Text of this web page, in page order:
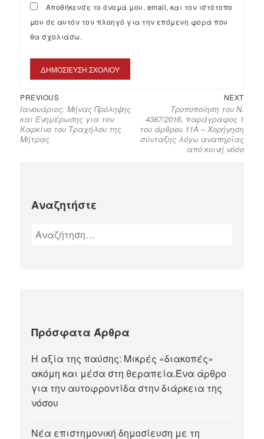
Αποθήκευσε το όνομά μου, email, και τον ιστότοπο
μου σε αυτόν τον πλοηγό για την επόμενη φορά που
θα σχολιάσω.
PREVIOUS
Ιανουάριος: Μήνας Πρόληψης
και Ενημέρωσης για τον
Καρκίνο του Τραχήλου της
Μήτρας
NEXT
Τροποποίηση του Ν.
4387/2016, παράγραφος 1
του άρθρου 11Α – Χορήγηση
σύνταξης λόγω αναπηρίας
από κοινή νόσο
Αναζητήστε
Πρόσφατα Άρθρα
Η αξία της παύσης: Μικρές «διακοπές»
ακόμη και μέσα στη θεραπεία.Ένα άρθρο
για την αυτοφροντίδα στην διάρκεια της
νόσου
Νέα επιστημονική δημοσίευση με τη